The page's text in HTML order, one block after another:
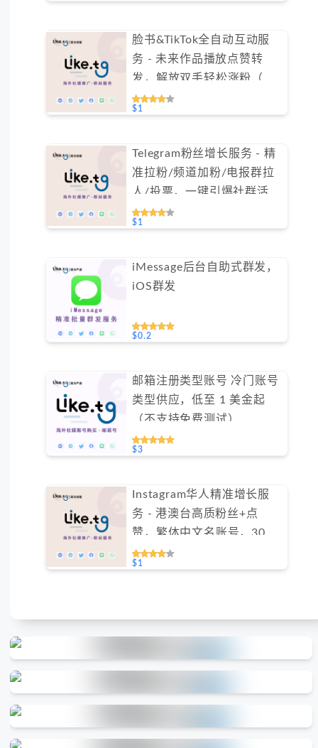
脸书&TikTok全自动互动服
务 - 未来作品播放点赞转
发，解放双手轻松涨粉（不
支持免费测试）
$1
Telegram粉丝增长服务 - 精
准拉粉/频道加粉/电报群拉
人/投票，一键引爆社群活跃
（不支持免费测试）
$1
iMessage后台自助式群发，
iOS群发
$0.2
邮箱注册类型账号 冷门账号
类型供应，低至 1 美金起
（不支持免费测试）
$3
Instagram华人精准增长服
务 - 港澳台高质粉丝+点
赞，繁体中文名账号，30天
包补保障（不支持免费测
试）
$1